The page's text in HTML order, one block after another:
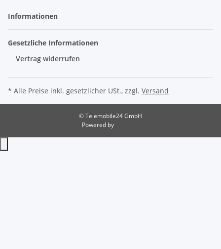
Informationen
Gesetzliche Informationen
Vertrag widerrufen
* Alle Preise inkl. gesetzlicher USt., zzgl. Versand
© Telemobile24 GmbH
Powered by